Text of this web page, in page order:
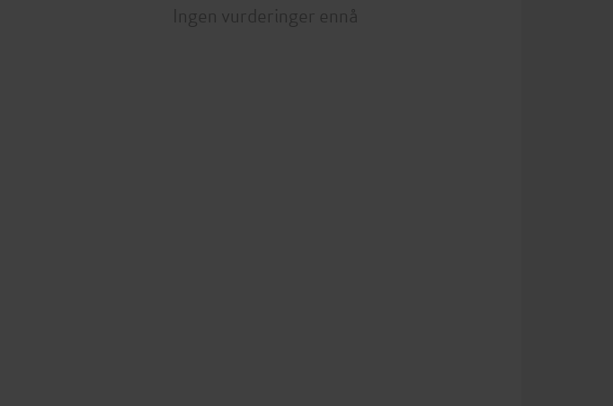
Ingen vurderinger ennå